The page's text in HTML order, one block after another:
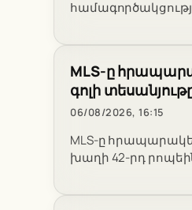
MLS-ը
գոլի
06/08/2026, 16:15
MLS-ը
խաղի 42-րդ